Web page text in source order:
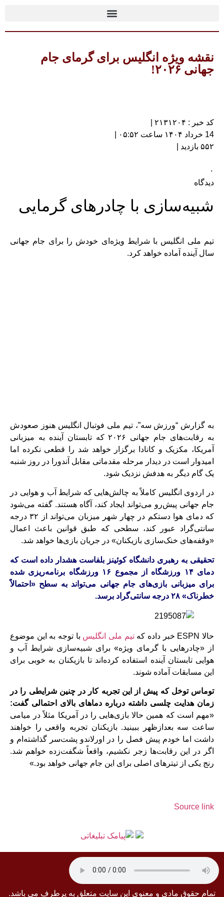
نقشه ویژه انگلیس برای گرمای جام
جهانی ۲۰۲۶!
کد خبر : ۲۱۳۱۲۰۴ |
14 خرداد ۱۴۰۴ ساعت ۰۵:۵۲ |
۵۵۲ بازدید |
۰
دیدگاه
شبیه‌سازی با چادرهای گرمایی
تیم ملی انگلیس با شرایط ویژه‌ای خودش را برای جام جهانی
سال آینده آماده خواهد کرد.
به گزارش “ورزش سه”، تیم ملی فوتبال انگلیس هنوز صعودش
به رقابت‌های جام جهانی ۲۰۲۶ که تابستان آینده به میزبانی
آمریکا، مکزیک و کانادا برگزار خواهد شد را قطعی نکرده اما
امیدوار است در دیدار مرحله مقدماتی مقابل آندورا در روز شنبه
یک گام دیگر به هدفش نزدیک شود.
در اردوی انگلیس کاملاً به چالش‌هایی که شرایط آب‌ و هوایی در
جام جهانی پیش‌رو می‌تواند ایجاد کند، آگاه هستند. گفته می‌شود
که دمای هوا دستکم در چهار شهر میزبان می‌تواند از ۳۲ درجه‌
سانتی‌گراد عبور کند، سطحی که طبق قوانین باعث اعمال
«وقفه‌های خنک‌سازی بازیکنان» در جریان بازی‌ها خواهد شد.
تحقیقی به رهبری دانشگاه کوئینز بلفاست هشدار داده است که
دمای ۱۴ ورزشگاه از مجموع ۱۶ ورزشگاه برنامه‌‌ریزی‌ شده
برای میزبانی بازی‌های جام جهانی می‌تواند به سطح «احتمالاً
خطرناک» ۲۸ درجه‌ سانتی‌گراد برسد.
حالا ESPN خبر داده که تیم ملی انگلیس با توجه به این موضوع
از «چادرهایی با گرمای ویژه» برای شبیه‌سازی شرایط آب‌ و
هوایی تابستان آینده استفاده کرده‌اند تا بازیکنان به خوبی برای
این مسابقات آماده شوند.
توماس توخل که پیش‌ از این تجربه‌ کار در چنین شرایطی را در
زمان هدایت چلسی داشته درباره‌ دماهای بالای احتمالی گفت:
«مهم است که همین حالا بازی‌هایی را در آمریکا مثلاً در میامی
ساعت سه بعدازظهر ببینید. بازیکنان تجربه‌ واقعی را خواهند
داشت اما خودم پیش‌ فصل را در اورلاندو پشت‌سر گذاشته‌ام و
اگر در این رقابت‌ها زجر نکشیم، واقعاً شگفت‌زده خواهم شد.
رنج یکی از تیترهای اصلی برای این جام جهانی خواهد بود.»
Source link
تمام حقوق مادی و معنوی این سایت متعلق به پرطرف می باشد.